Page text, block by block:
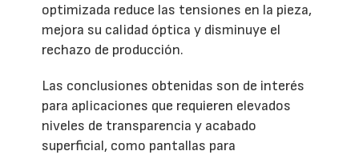
optimizada reduce las tensiones en la pieza,
mejora su calidad óptica y disminuye el
rechazo de producción.
Las conclusiones obtenidas son de interés
para aplicaciones que requieren elevados
niveles de transparencia y acabado
superficial, como pantallas para